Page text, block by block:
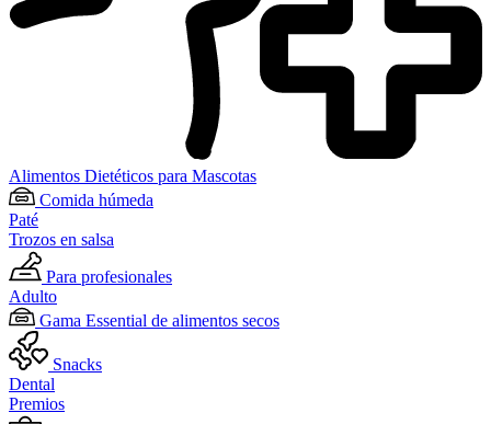
Alimentos Dietéticos para Mascotas
Comida húmeda
Paté
Trozos en salsa
Para profesionales
Adulto
Gama Essential de alimentos secos
Snacks
Dental
Premios